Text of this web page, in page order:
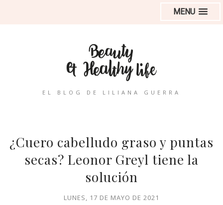
MENU
EL BLOG DE LILIANA GUERRA
¿Cuero cabelludo graso y puntas
secas? Leonor Greyl tiene la
solución
LUNES, 17 DE MAYO DE 2021